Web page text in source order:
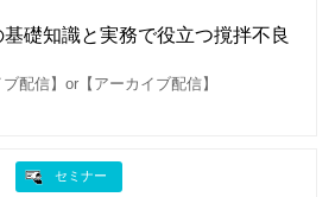
基礎知識と実務で役立つ撹拌不良
配信】or【アーカイブ配信】
セミナー